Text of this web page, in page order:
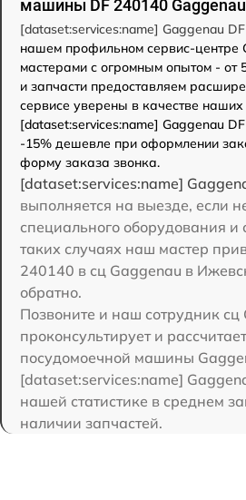
машины DF 240140 Gaggenau
[dataset:services:name] Gaggenau
нашем профильном сервис-центре
мастерами с огромным опытом - от
и запчасти предоставляем
сервисе уверены в качестве наших
[dataset:services:name] Gaggenau
-15% дешевле при оформлении
форму заказа звонка.
[dataset:services:name]
выполняется на выезде, если
специального оборудования и
таких случаях наш мастер
240140 в сц Gaggenau в
обратно.
Позвоните и наш сотрудник
проконсультирует и
посудомоечной машины
[dataset:services:name]
нашей статистике в среднем
наличии запчастей.